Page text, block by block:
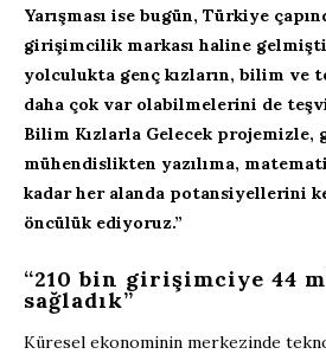
Yarışması ise bugün, Türkiye
girişimcilik markası haline
yolculukta genç kızların, bilim ve
daha çok var olabilmelerini de
Bilim Kızlarla Gelecek projemizle,
mühendislikten yazılıma,
kadar her alanda potansiyellerini
öncülük ediyoruz.”
“210 bin girişimciye 44
sağladık”
Küresel ekonominin merkezinde